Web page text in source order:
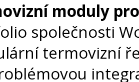
moduly
společnosti
termovizní